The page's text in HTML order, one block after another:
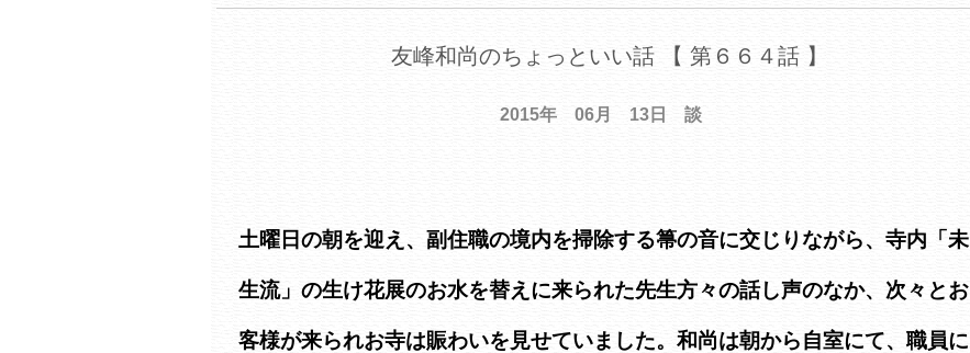
友峰和尚のちょっといい話 【 第６６４話 】
2015年 06月 13日 談
土曜日の朝を迎え、副住職の境内を掃除する箒の音に交じりながら、寺内「未
生流」の生け花展のお水を替えに来られた先生方々の話し声のなか、次々とお
客様が来られお寺は賑わいを見せていました。和尚は朝から自室にて、職員に